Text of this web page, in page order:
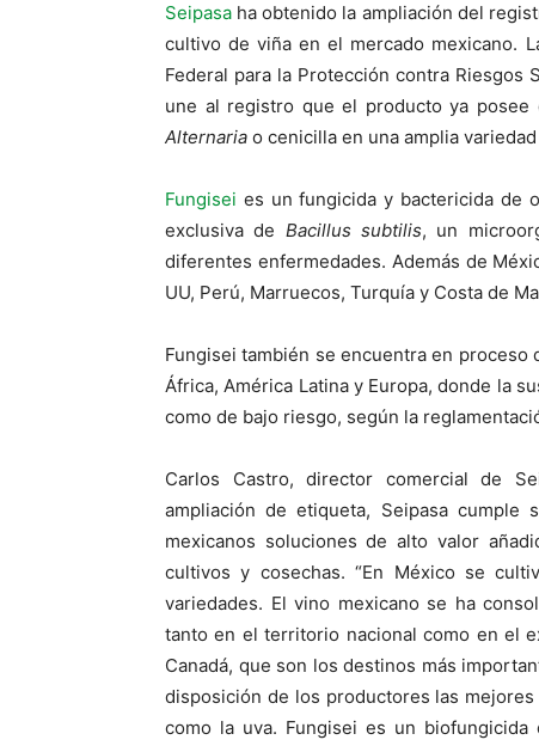
Seipasa ha obtenido la ampliación del
cultivo de viña en el mercado mexicano.
Federal para la Protección contra Riesgos
une al registro que el producto ya
Alternaria o cenicilla en una amplia
Fungisei es un fungicida y bactericida de
exclusiva de Bacillus subtilis, un
diferentes enfermedades. Además de
UU, Perú, Marruecos, Turquía y Costa de
Fungisei también se encuentra en
África, América Latina y Europa, donde la
como de bajo riesgo, según la
Carlos Castro, director comercial de
ampliación de etiqueta, Seipasa
mexicanos soluciones de alto valor
cultivos y cosechas. “En México se
variedades. El vino mexicano se ha
tanto en el territorio nacional como en el
Canadá, que son los destinos más
disposición de los productores las
como la uva. Fungisei es un